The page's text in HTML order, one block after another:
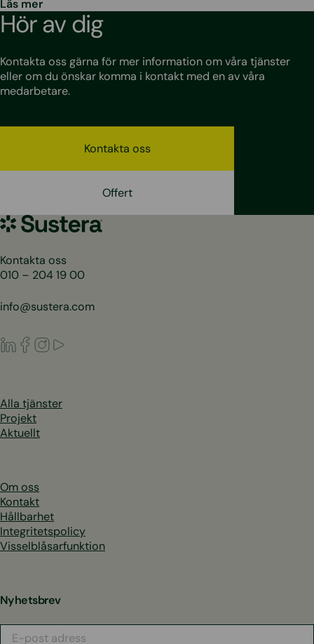
Läs mer
Hör av dig
Kontakta oss gärna för mer information om våra tjänster
eller om du önskar komma i kontakt med en av våra
medarbetare.
Kontakta oss
Offert
Sustera
Sweden
Kontakta oss
010 – 204 19 00
info@sustera.com
LinkedIn
Facebook
Instagram
Alla tjänster
Projekt
Aktuellt
Om oss
Kontakt
Hållbarhet
Integritetspolicy
Visselblåsarfunktion
Nyhetsbrev